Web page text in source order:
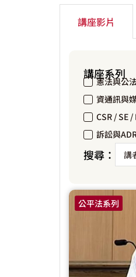
講座影片
講座系列
憲法與公
資通訊與
CSR / SE /
訴訟與
搜尋：
公平法系列